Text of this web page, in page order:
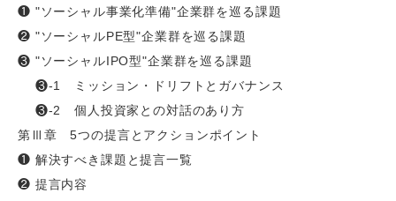
❶ "ソーシャル事業化準備"企業群を巡る課題
❷ "ソーシャルPE型"企業群を巡る課題
❸ "ソーシャルIPO型"企業群を巡る課題
❸-1 ミッション・ドリフトとガバナンス
❸-2 個人投資家との対話のあり方
第Ⅲ章 5つの提言とアクションポイント
❶ 解決すべき課題と提言一覧
❷ 提言内容